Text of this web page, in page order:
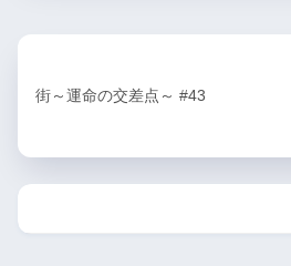
街～運命の交差点～ #43